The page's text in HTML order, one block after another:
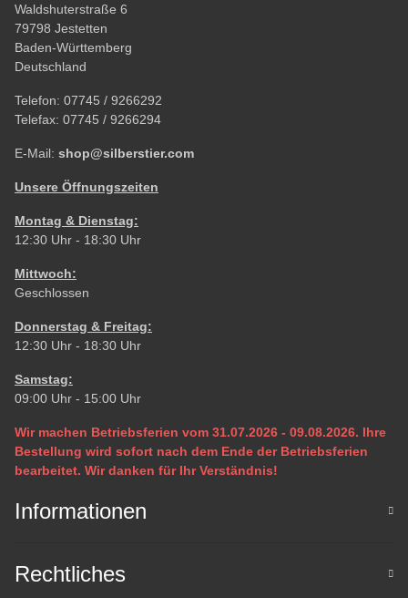
Waldshuterstraße 6
79798 Jestetten
Baden-Württemberg
Deutschland
Telefon: 07745 / 9266292
Telefax: 07745 / 9266294
E-Mail: shop@silberstier.com
Unsere Öffnungszeiten
Montag & Dienstag:
12:30 Uhr - 18:30 Uhr
Mittwoch:
Geschlossen
Donnerstag & Freitag:
12:30 Uhr - 18:30 Uhr
Samstag:
09:00 Uhr - 15:00 Uhr
Wir machen Betriebsferien vom 31.07.2026 - 09.08.2026. Ihre
Bestellung wird sofort nach dem Ende der Betriebsferien
bearbeitet. Wir danken für Ihr Verständnis!
Informationen
Rechtliches